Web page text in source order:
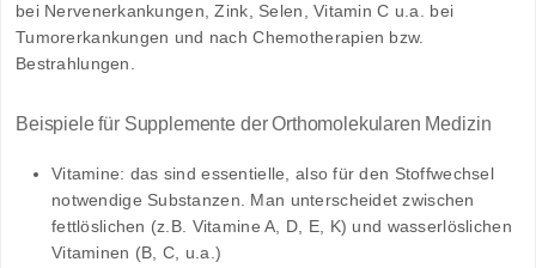
bei Nervenerkankungen, Zink, Selen, Vitamin C u.a. bei
Tumorerkankungen und nach Chemotherapien bzw.
Bestrahlungen.
Beispiele für Supplemente der Orthomolekularen Medizin
Vitamine: das sind essentielle, also für den Stoffwechsel
notwendige Substanzen. Man unterscheidet zwischen
fettlöslichen (z.B. Vitamine A, D, E, K) und wasserlöslichen
Vitaminen (B, C, u.a.)